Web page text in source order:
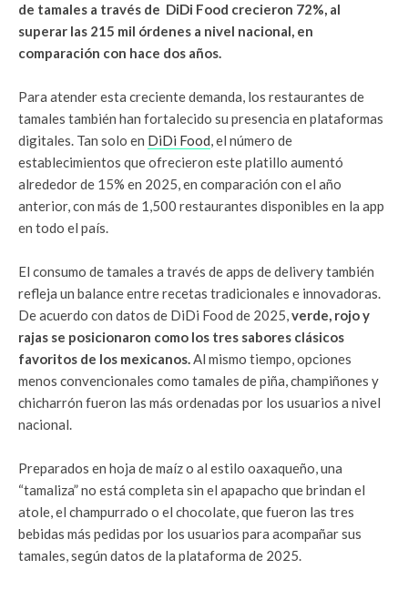
de tamales a través de DiDi Food crecieron 72%, al
superar las 215 mil órdenes a nivel nacional, en
comparación con hace dos años.
Para atender esta creciente demanda, los restaurantes de
tamales también han fortalecido su presencia en plataformas
digitales. Tan solo en DiDi Food, el número de
establecimientos que ofrecieron este platillo aumentó
alrededor de 15% en 2025, en comparación con el año
anterior, con más de 1,500 restaurantes disponibles en la app
en todo el país.
El consumo de tamales a través de apps de delivery también
refleja un balance entre recetas tradicionales e innovadoras.
De acuerdo con datos de DiDi Food de 2025,verde, rojo y
rajas se posicionaron como los tres sabores clásicos
favoritos de los mexicanos.Al mismo tiempo, opciones
menos convencionales como tamales de piña, champiñones y
chicharrón fueron las más ordenadas por los usuarios a nivel
nacional.
Preparados en hoja de maíz o al estilo oaxaqueño, una
“tamaliza” no está completa sin el apapacho que brindan el
atole, el champurrado o el chocolate, que fueron las tres
bebidas más pedidas por los usuarios para acompañar sus
tamales, según datos de la plataforma de 2025.